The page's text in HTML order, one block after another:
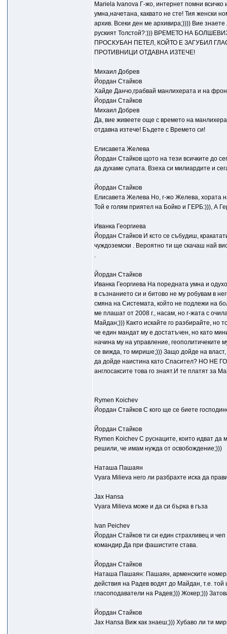
Mariela Ivanova Г-жо, интернет помни
умна,начетана, каквато не сте! Тия женски
архив. Всеки ден ме архивира;)))) Вие
руският Толстой?:))) ВРЕМЕТО НА
ПРОСКУБАН ПЕТЕЛ, КОЙТО Е ЗАГУБИЛ
ПРОТИВНИЦИ ОТДАВНА ИЗТЕЧЕ!
Михаил Добрев
Йордан Стайков
Хайде Данчо,грабвай манлихерата и на
Йордан Стайков
Михаил Добрев
Да, вие живеете още с времето на
отдавна изтече! Бъдете с Времето си!
Елисавета Желева
Йордан Стайков щото на тези всичките до
да духаме супата. Взеха си милиардите и
Йордан Стайков
Елисавета Желева Но, г-жо Желева, хората
Той е голям приятел на Бойко и ГЕРБ:))), А
Иванка Георгиева
Йордан Стайков И ксто се събудиш,
чуждоземски . Вероятно ти ще скачаш най
.
Йордан Стайков
Иванка Георгиева На поредната умна и
в съзнанието си и битово не му робувам в
смяна на Системата, който не подлежи на
ме плашат от 2008 г., насам, но г-жата с
Майдан;))) Както искайте го разбирайте, но
че един мандат му е достатъчен, но като
начина му на управление, геополитичеките
се вижда, то мирише;))) Защо дойде на
да дойде наистина като Спасител? НО НЕ
англосаксите това го знаят.И те платят за
Rymen Koichev
Йордан Стайков С кого ще се биете
Йордан Стайков
Rymen Koichev С руснаците, които идват да
решили, че имам нужда от освобождение;)))
Наташа Пашаян
Vyara Milieva него ли разбрахте иска да
Jax Hansa
Vyara Milieva може и да си бърка в гъза
Ivan Peichev
Йордан Стайков ти си един страхливец и
командир.Да при фашистите става.
Йордан Стайков
Наташа Пашаян: Пашаян, арменските
действия на Радев водят до Майдан, т.е.
гласоподаватели на Радев;))) Жокер;)))
Йордан Стайков
Jax Hansa Виж как знаеш;))) Хубаво ли ти